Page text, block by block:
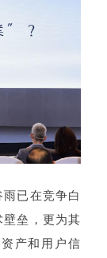
已在竞争白
垒，更为其
产和用户信